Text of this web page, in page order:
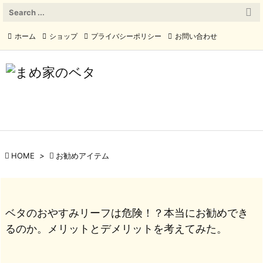

ホーム ショップ プライバシーポリシー お問い合わせ
運営者情報
 HOME >  お勧めアイテム
ベタのおやすみリーフは危険！？本当にお勧めでき
るのか。メリットとデメリットを考えてみた。